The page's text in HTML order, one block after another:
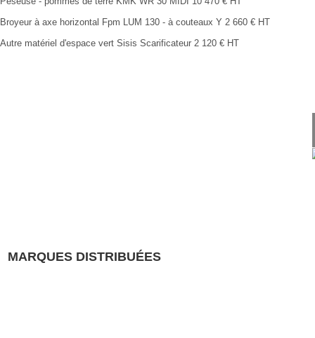
Broyeur à axe horizontal Fpm LUM 130 - à couteaux Y 2 660 € HT
Autre matériel d'espace vert Sisis Scarificateur 2 120 € HT
MARQUES DISTRIBUÉES